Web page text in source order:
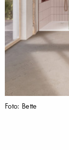
Foto: Bette